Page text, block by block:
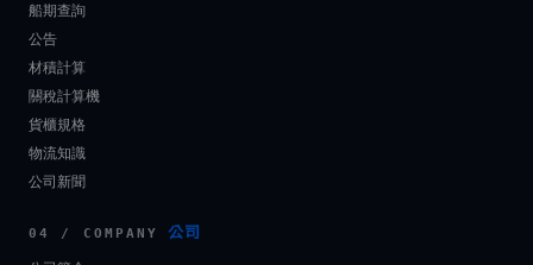
船期查詢
公告
材積計算
關稅計算機
貨櫃規格
物流知識
公司新聞
04 / COMPANY 公司